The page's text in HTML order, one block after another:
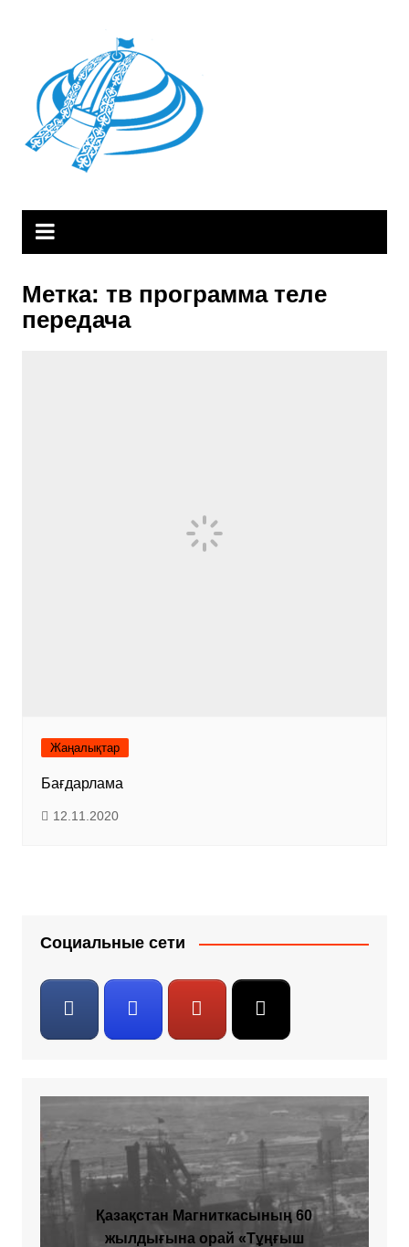
Метка: тв программа теле
передача
Жаңалықтар
Бағдарлама
12.11.2020
Социальные сети
Қазақстан Магниткасының 60
жылдығына орай «Тұңғыш